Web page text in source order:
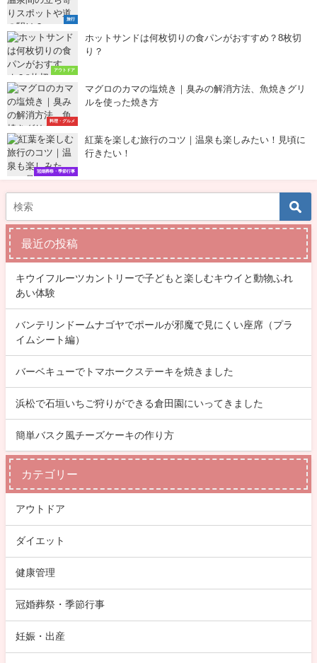
旅行
アウトドア
ホットサンドは何枚切りの食パンがおすすめ？8枚切
り？
料理・グルメ
マグロのカマの塩焼き｜臭みの解消方法、魚焼きグリ
ルを使った焼き方
冠婚葬祭・季節行事
紅葉を楽しむ旅行のコツ｜温泉も楽しみたい！見頃に
行きたい！
最近の投稿
キウイフルーツカントリーで子どもと楽しむキウイと動物ふれ
あい体験
バンテリンドームナゴヤでポールが邪魔で見にくい座席（プラ
イムシート編）
バーベキューでトマホークステーキを焼きました
浜松で石垣いちご狩りができる倉田園にいってきました
簡単バスク風チーズケーキの作り方
カテゴリー
アウトドア
ダイエット
健康管理
冠婚葬祭・季節行事
妊娠・出産